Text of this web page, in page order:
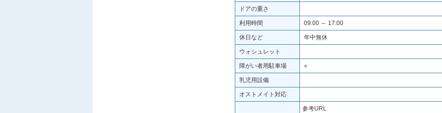
ドアの重さ
利用時間 09:00 ～ 17:00
休日など 年中無休
ウォシュレット
障がい者用駐車場 ○
乳児用設備
オストメイト対応
参考URL